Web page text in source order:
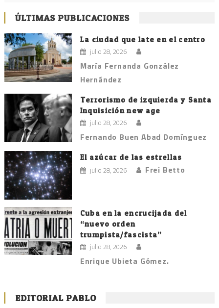
ÚLTIMAS PUBLICACIONES
La ciudad que late en el centro
julio 28, 2026
María Fernanda González
Hernández
Terrorismo de izquierda y Santa
Inquisición new age
julio 28, 2026
Fernando Buen Abad Domínguez
El azúcar de las estrellas
julio 28, 2026 Frei Betto
Cuba en la encrucijada del
“nuevo orden
trumpista/fascista”
julio 28, 2026
Enrique Ubieta Gómez.
EDITORIAL PABLO